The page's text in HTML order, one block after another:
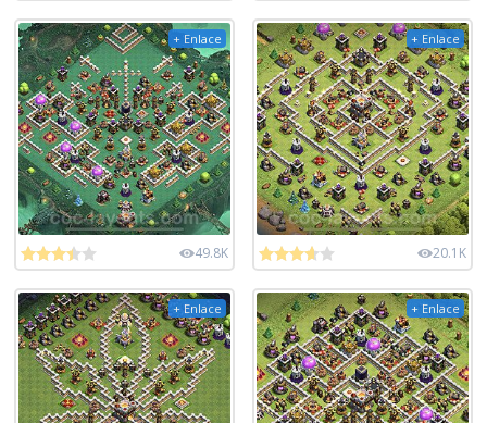
+ Enlace
49.8K
+ Enlace
20.1K
+ Enlace + Enlace